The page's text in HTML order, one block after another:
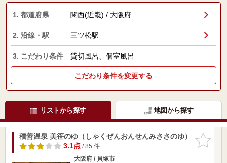
1. 都道府県 関西(近畿) / 大阪府
2. 沿線・駅 三ツ松駅
3. こだわり条件 貸切風呂、個室風呂
こだわり条件を変更する
リストから探す 地図から探す
お気に入
りに追加
積善温泉 美笹のゆ（しゃくぜんおんせんみささのゆ）
3.1点/ 85 件
大阪府 / 貝塚市